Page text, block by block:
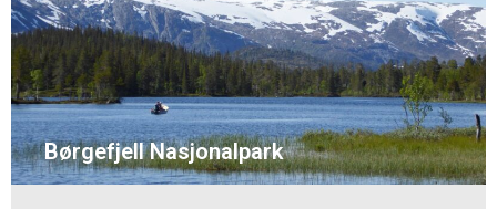
Børgefjell Nasjonalpark